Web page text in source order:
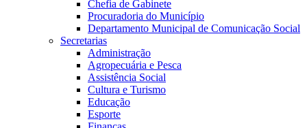
Chefia de Gabinete
Procuradoria do Município
Departamento Municipal de Comunicação Social
Secretarias
Administração
Agropecuária e Pesca
Assistência Social
Cultura e Turismo
Educação
Esporte